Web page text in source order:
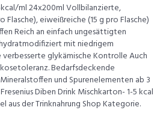
ml 24x200ml Vollbilanzierte,
eiweißreiche (15 g pro Flasche)
Reich an einfach ungesättigten
mit niedrigem
glykämische Kontrolle Auch
Bedarfsdeckende
und Spurenelementen ab 3
Diben Drink Mischkarton- 1-5 kcal
aus der Trinknahrung Shop Kategorie.